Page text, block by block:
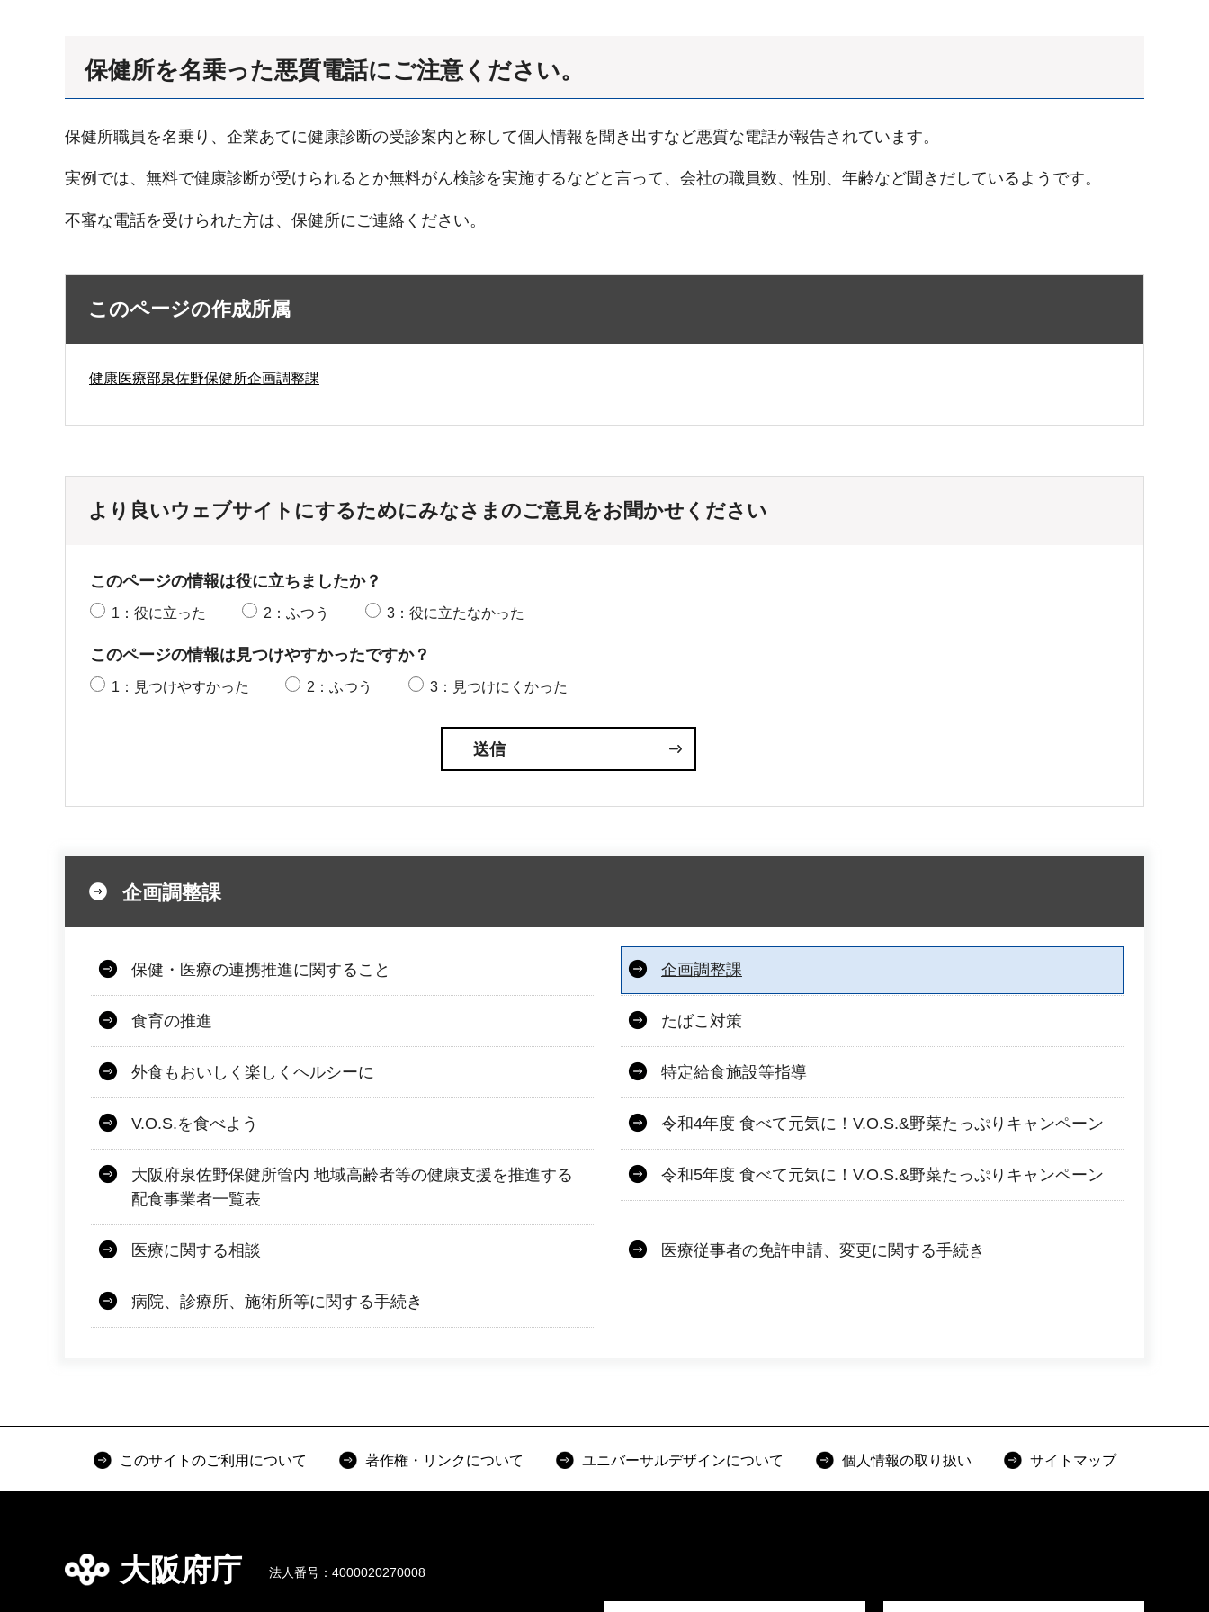
保健所を名乗った悪質電話にご注意ください。
保健所職員を名乗り、企業あてに健康診断の受診案内と称して個人情報を聞き出すなど悪質な電話が報告されています。
実例では、無料で健康診断が受けられるとか無料がん検診を実施するなどと言って、会社の職員数、性別、年齢など聞きだしているようです。
不審な電話を受けられた方は、保健所にご連絡ください。
このページの作成所属
健康医療部泉佐野保健所企画調整課
より良いウェブサイトにするためにみなさまのご意見をお聞かせください
このページの情報は役に立ちましたか？
1：役に立った 2：ふつう 3：役に立たなかった
このページの情報は見つけやすかったですか？
1：見つけやすかった 2：ふつう 3：見つけにくかった
企画調整課
保健・医療の連携推進に関すること 企画調整課
食育の推進 たばこ対策
外食もおいしく楽しくヘルシーに 特定給食施設等指導
V.O.S.を食べよう 令和4年度 食べて元気に！V.O.S.&野菜たっぷりキャンペーン
大阪府泉佐野保健所管内 地域高齢者等の健康支援を推進する
配食事業者一覧表
令和5年度 食べて元気に！V.O.S.&野菜たっぷりキャンペーン
医療に関する相談 医療従事者の免許申請、変更に関する手続き
病院、診療所、施術所等に関する手続き
このサイトのご利用について 著作権・リンクについて ユニバーサルデザインについて 個人情報の取り扱い サイトマップ
大阪府庁 法人番号：4000020270008